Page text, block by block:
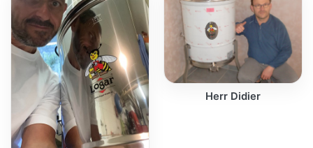
Herr Didier